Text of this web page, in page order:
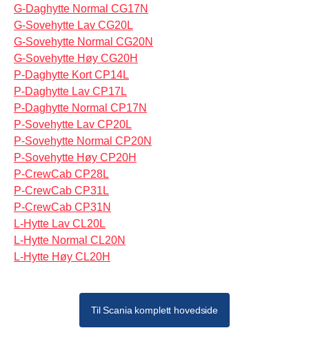
G-Daghytte Normal CG17N
G-Sovehytte Lav CG20L
G-Sovehytte Normal CG20N
G-Sovehytte Høy CG20H
P-Daghytte Kort CP14L
P-Daghytte Lav CP17L
P-Daghytte Normal CP17N
P-Sovehytte Lav CP20L
P-Sovehytte Normal CP20N
P-Sovehytte Høy CP20H
P-CrewCab CP28L
P-CrewCab CP31L
P-CrewCab CP31N
L-Hytte Lav CL20L
L-Hytte Normal CL20N
L-Hytte Høy CL20H
Til Scania komplett hovedside